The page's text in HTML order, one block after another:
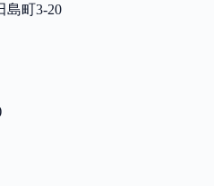
島町3-20